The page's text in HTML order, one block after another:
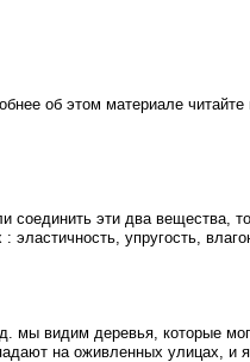
об этом материале читайте
соединить эти два вещества,
упругость,
мы видим деревья, которые
на оживленных улицах, и